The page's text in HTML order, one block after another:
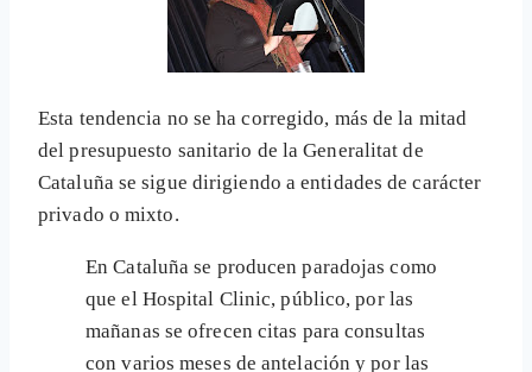
Esta tendencia no se ha corregido, más de la mitad
del presupuesto sanitario de la Generalitat de
Cataluña se sigue dirigiendo a entidades de carácter
privado o mixto.
En Cataluña se producen paradojas como
que el Hospital Clinic, público, por las
mañanas se ofrecen citas para consultas
con varios meses de antelación y por las